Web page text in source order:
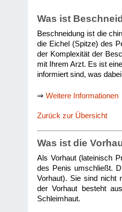
Was ist
Beschneidung ist die
die Eichel (Spitze) des
der Komplexität der
mit Ihrem Arzt. Es ist
informiert sind, was
⇒ Weitere Informationen
Zurück zur Übersicht
Was ist die
Als Vorhaut (lateinisch
des Penis umschließt.
Vorhaut). Sie sind nicht
der Vorhaut besteht
Schleimhaut.